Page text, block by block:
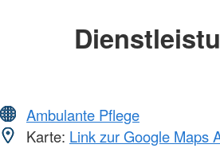
Ambulante Pflege
Karte: Link zur Google Maps